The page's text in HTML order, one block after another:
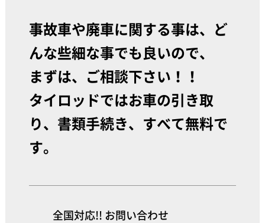
事故車や廃車に関する事は、ど
んな些細な事でも良いので、
まずは、ご相談下さい！！
タイロッドではお車の引き取
り、書類手続き、すべて無料で
す。
全国対応!! お問い合わせ